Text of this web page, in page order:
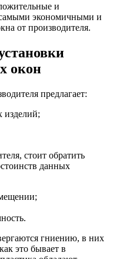
и
экономичными и
от производителя.
окон
предлагает:
изделий;
стоит обратить
данных
гниению, в них
это бывает в